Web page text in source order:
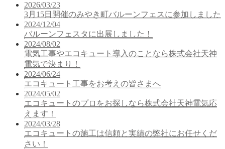
2026/03/23
3月15日開催のみやき町バルーンフェスに参加しました
2024/12/04
バルーンフェスタに出展しました！
2024/08/02
電気工事やエコキュート導入のことなら株式会社天神
電気で決まり！
2024/06/24
エコキュート工事をお考えの皆さまへ
2024/05/02
エコキュートのプロをお探しなら株式会社天神電気応
えます！
2024/03/28
エコキュートの施工は信頼と実績の弊社にお任せくだ
さい！